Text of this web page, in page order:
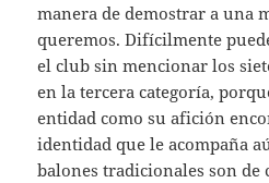
manera de demostrar a una
queremos. Difícilmente
el club sin mencionar los
en la tercera categoría,
entidad como su afición
identidad que le acompaña
balones tradicionales son